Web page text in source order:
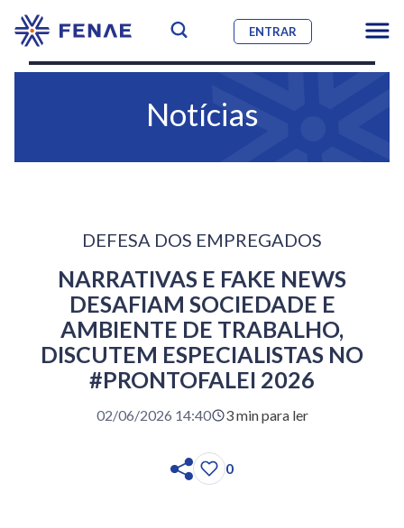
ENTRAR
Notícias
DEFESA DOS EMPREGADOS
NARRATIVAS E FAKE NEWS
DESAFIAM SOCIEDADE E
AMBIENTE DE TRABALHO,
DISCUTEM ESPECIALISTAS NO
#PRONTOFALEI 2026
02/06/2026 14:40 3 min para ler
0